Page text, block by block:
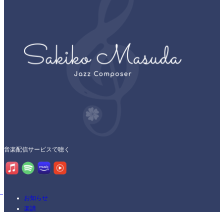
音楽配信サービスで聴く
お知らせ
楽譜